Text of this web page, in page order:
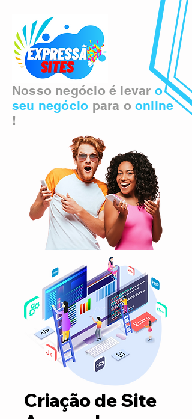
Nosso negócio é levar o
seu negócio para o online
!
Criação de Site